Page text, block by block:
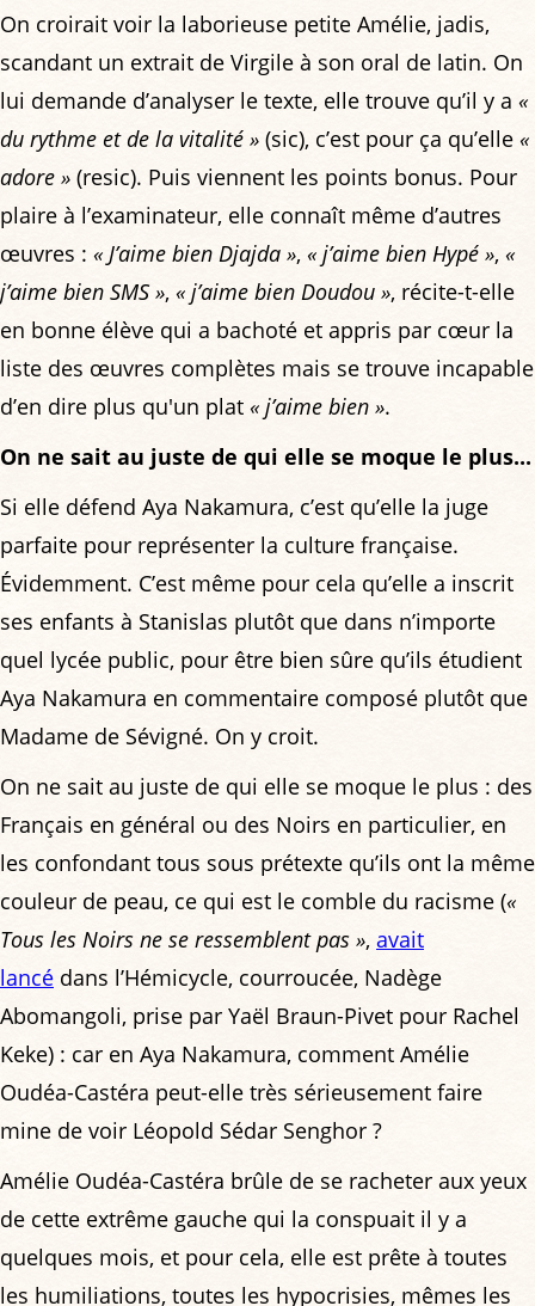
On croirait voir la laborieuse petite Amélie, jadis,
scandant un extrait de Virgile à son oral de latin. On
lui demande d’analyser le texte, elle trouve qu’il y a «
du rythme et de la vitalité » (sic), c’est pour ça qu’elle «
adore » (resic). Puis viennent les points bonus. Pour
plaire à l’examinateur, elle connaît même d’autres
œuvres : « J’aime bien Djajda », « j’aime bien Hypé », «
j’aime bien SMS », « j’aime bien Doudou », récite-t-elle
en bonne élève qui a bachoté et appris par cœur la
liste des œuvres complètes mais se trouve incapable
d’en dire plus qu'un plat « j’aime bien ».
On ne sait au juste de qui elle se moque le plus...
Si elle défend Aya Nakamura, c’est qu’elle la juge
parfaite pour représenter la culture française.
Évidemment. C’est même pour cela qu’elle a inscrit
ses enfants à Stanislas plutôt que dans n’importe
quel lycée public, pour être bien sûre qu’ils étudient
Aya Nakamura en commentaire composé plutôt que
Madame de Sévigné. On y croit.
On ne sait au juste de qui elle se moque le plus : des
Français en général ou des Noirs en particulier, en
les confondant tous sous prétexte qu’ils ont la même
couleur de peau, ce qui est le comble du racisme («
Tous les Noirs ne se ressemblent pas », avait
lancé dans l’Hémicycle, courroucée, Nadège
Abomangoli, prise par Yaël Braun-Pivet pour Rachel
Keke) : car en Aya Nakamura, comment Amélie
Oudéa-Castéra peut-elle très sérieusement faire
mine de voir Léopold Sédar Senghor ?
Amélie Oudéa-Castéra brûle de se racheter aux yeux
de cette extrême gauche qui la conspuait il y a
quelques mois, et pour cela, elle est prête à toutes
les humiliations, toutes les hypocrisies, mêmes les